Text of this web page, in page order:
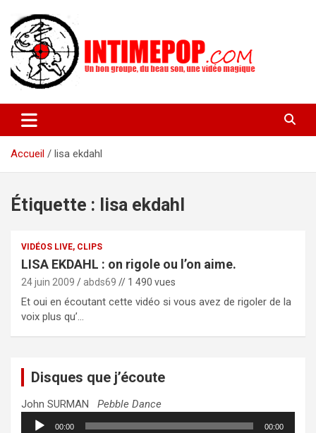
contenu
intimepop.com
actuelles pop rock, post-rock, indé sur Lyon. rock pop concert
lyon
Accueil
lisa ekdahl
Étiquette : lisa ekdahl
VIDÉOS LIVE, CLIPS
LISA EKDAHL : on rigole ou l’on aime.
24 juin 2009 abds69 // 1 490 vues
Et oui en écoutant cette vidéo si vous avez de rigoler de la
voix plus qu’…
Disques que j’écoute
John SURMAN Pebble Dance
Lecteur
00:00 00:00